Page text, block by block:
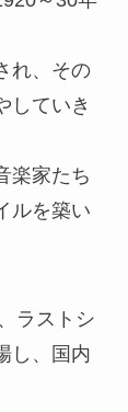
れ、その
していき
楽家たち
ルを築い
ラストシ
し、国内